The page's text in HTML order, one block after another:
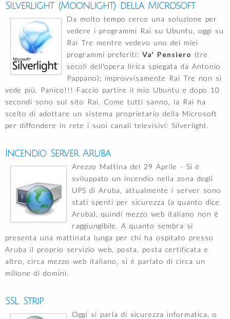
Silverlight (Moonlight) della Microsoft
Da molto tempo cerco una soluzione per
vedere i programmi Rai su Ubuntu, oggi su
Rai Tre mentre vedevo uno dei miei
programmi preferiti: Va' Pensiero (tre
secoli dell'opera lirica spiegata da Antonio
Pappano); improvvisamente Rai Tre non si
vede più. Panico!!! Faccio partire il mio Ubuntu e dopo 10
secondi sono sul sito Rai. Come tutti sanno, la Rai ha
scelto di adottare un sistema proprietario della Microsoft
per diffondere in rete i suoi canali televisivi: Silverlight.
Incendio Server Aruba
Arezzo Mattina del 29 Aprile - Si è
sviluppato un incendio nella zona degli
UPS di Aruba, attualmente i server sono
stati spenti per sicurezza (a quanto dice
Aruba), quindi mezzo web italiano non è
raggiungibile. A quanto sembra si
presenta una mattinata lunga per chi ha ospitato presso
Aruba il proprio servizio web, posta, posta certificata e
altro, circa mezzo web italiano, si è parlato di circa un
milione di domini.
SSL Strip
Oggi si parla di sicurezza informatica, o